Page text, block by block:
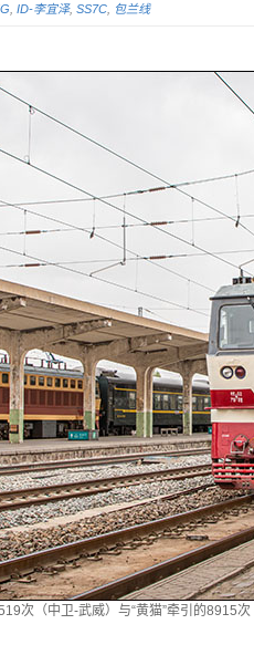
ID-李宜泽, SS7C 包兰线
次（中卫-武威）与“黄猫”牵引的8915